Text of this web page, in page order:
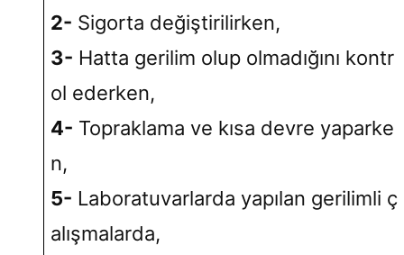
2- Sigorta değiştirilirken,
3- Hatta gerilim olup olmadığını kontr
ol ederken,
4- Topraklama ve kısa devre yaparke
n,
5- Laboratuvarlarda yapılan gerilimli ç
alışmalarda,